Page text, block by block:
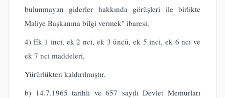
bulunmayan giderler hakkında görüşleri ile birlikte
Maliye Başkanına bilgi vermek" ibaresi,
4) Ek 1 inci, ek 2 nci, ek 3 üncü, ek 5 inci, ek 6 ncı ve
ek 7 nci maddeleri,
Yürürlükten kaldırılmıştır.
b) 14.7.1965 tarihli ve 657 sayılı Devlet Memurları